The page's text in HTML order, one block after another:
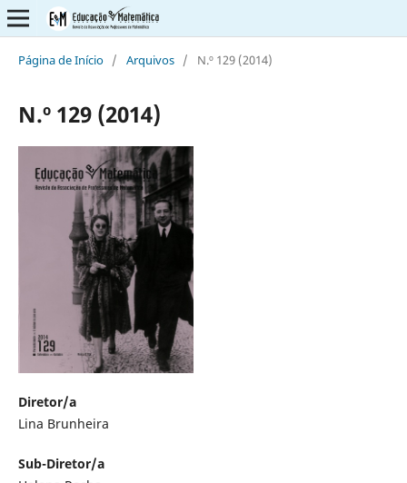
Página de Início / Arquivos / N.º 129 (2014)
N.º 129 (2014)
Diretor/a
Lina Brunheira
Sub-Diretor/a